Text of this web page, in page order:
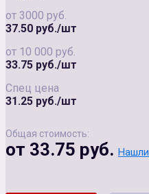
от 3000 руб.
37.50 руб./шт
от 10 000 руб.
33.75 руб./шт
Спец цена
31.25 руб./шт
Общая стоимость:
от 33.75 руб.